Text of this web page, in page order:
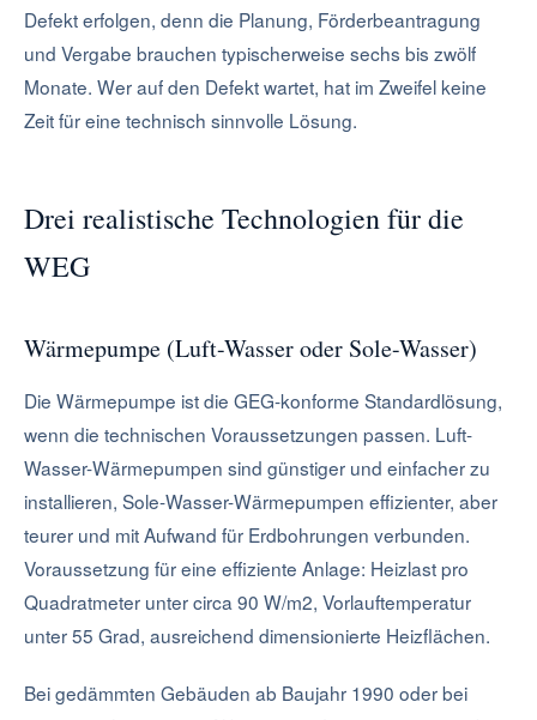
Defekt erfolgen, denn die Planung, Förderbeantragung
und Vergabe brauchen typischerweise sechs bis zwölf
Monate. Wer auf den Defekt wartet, hat im Zweifel keine
Zeit für eine technisch sinnvolle Lösung.
Drei realistische Technologien für die
WEG
Wärmepumpe (Luft-Wasser oder Sole-Wasser)
Die Wärmepumpe ist die GEG-konforme Standardlösung,
wenn die technischen Voraussetzungen passen. Luft-
Wasser-Wärmepumpen sind günstiger und einfacher zu
installieren, Sole-Wasser-Wärmepumpen effizienter, aber
teurer und mit Aufwand für Erdbohrungen verbunden.
Voraussetzung für eine effiziente Anlage: Heizlast pro
Quadratmeter unter circa 90 W/m2, Vorlauftemperatur
unter 55 Grad, ausreichend dimensionierte Heizflächen.
Bei gedämmten Gebäuden ab Baujahr 1990 oder bei